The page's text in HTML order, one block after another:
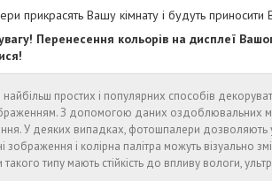
прикрасять Вашу кімнату і будуть приносити
Перенесення кольорів на дисплеї
простих і популярних способів
З допомогою даних оздоблювальних
У деяких випадках, фотошпалери
зображення і колірна палітра можуть візуально
типу мають стійкість до впливу вологи,